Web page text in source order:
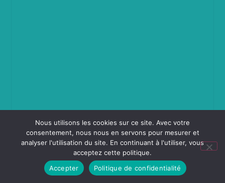
Nous utilisons les cookies sur ce site. Avec votre
consentement, nous nous en servons pour mesurer et
analyser l'utilisation du site. En continuant à l'utiliser, vous
acceptez cette politique.
Accepter
Politique de confidentialité